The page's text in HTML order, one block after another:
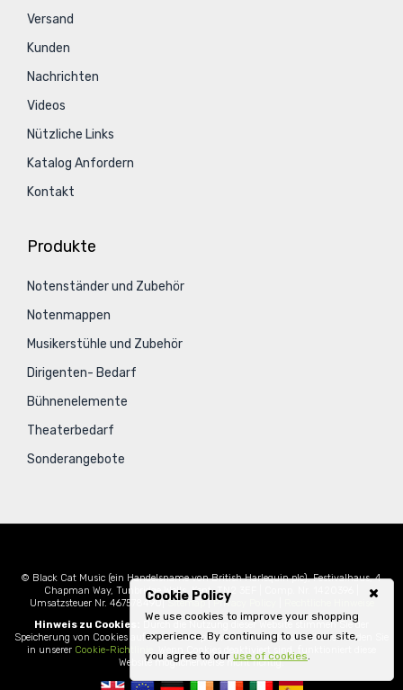
Cookie Policy
We use cookies to improve your shopping
experience. By continuing to use our site,
you agree to our use of cookies.
Versand
Kunden
Nachrichten
Videos
Nützliche Links
Katalog Anfordern
Kontakt
Produkte
Notenständer und Zubehör
Notenmappen
Musikerstühle und Zubehör
Dirigenten- Bedarf
Bühnenelemente
Theaterbedarf
Sonderangebote
© Black Cat Music (ein Handelsname von British Harlequin plc), Festivalhaus, 4
Chapman Way, Tunbridge Wells, Kent, TN2 3EF | Comp. Nr. 1420396 |
Umsatzsteuer Nr. 467578490|Sitemap|Privacy Policy
Hinweis zu Cookies:
Durch die Nutzung dieser Website stimmen Sie der
Speicherung von Cookies auf Ihrem Computer zu. Weitere Informationen finden Sie
in unserer Cookie-Richtlinie
. Wenn Cookies deaktiviert sind, funktioniert diese
Website möglicherweise nicht richtig.